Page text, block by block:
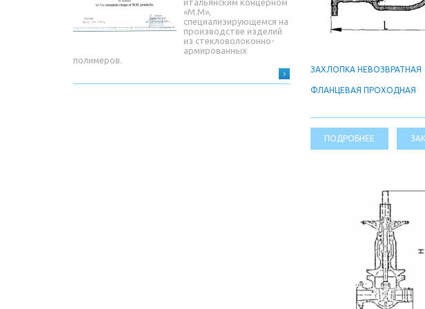
итальянским концерном
«М.М»,
специализирующемся на
производстве изделий
из стекловолоконно-
армированных
полимеров.
ЗАХЛОПКА НЕВОЗВРАТНАЯ
ФЛАНЦЕВАЯ ПРОХОДНАЯ
ПОДРОБНЕЕ